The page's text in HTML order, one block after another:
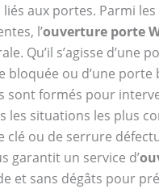
aux portes. Parmi
l’ouverture porte
Qu’il s’agisse d’une
bloquée ou d’une porte
sont formés pour
les situations les plus
clé ou de serrure
garantit un service d’
et sans dégâts pour